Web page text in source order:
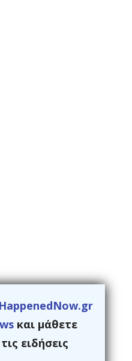
και μάθετε
ειδήσεις